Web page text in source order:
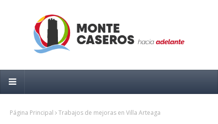
Página Principal Trabajos de mejoras en Villa Arteaga